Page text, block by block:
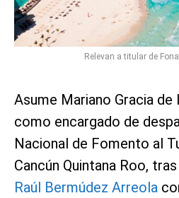
Relevan a titular de
Asume Mariano Gracia de
como encargado de
Nacional de Fomento al
Cancún Quintana Roo,
Raúl Bermúdez Arreola